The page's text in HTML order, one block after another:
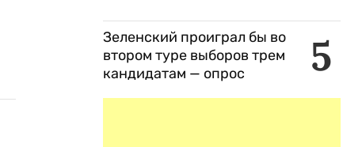
5
Зеленский проиграл бы во
втором туре выборов трем
кандидатам — опрос